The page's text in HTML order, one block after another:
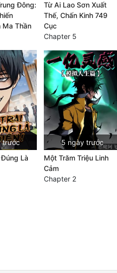
Đông:
Ma Thần
Từ Ai Lao Sơn Xuất
Thế, Chấn Kinh 749
Cục
Chapter 5
trước
Đúng Là
5 ngày trước
Một Trăm Triệu Linh
Cảm
Chapter 2